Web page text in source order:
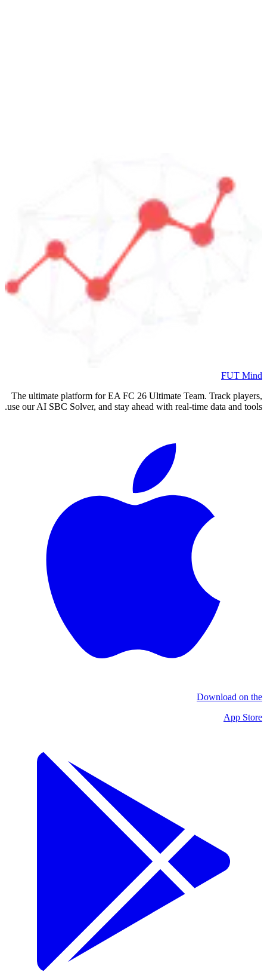
FUT Mind
The ultimate platform for EA FC 26 Ultimate Team. Track players,
use our AI SBC Solver, and stay ahead with real-time data and tools.
Download on the
App Store